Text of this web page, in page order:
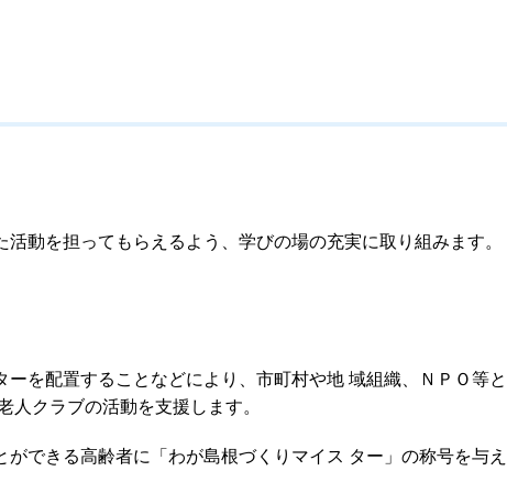
動を担ってもらえるよう、学びの場の充実に取り組みます。
を配置することなどにより、市町村や地域組織、ＮＰＯ等
クラブの活動を支援します。
できる高齢者に「わが島根づくりマイス ター」の称号を与